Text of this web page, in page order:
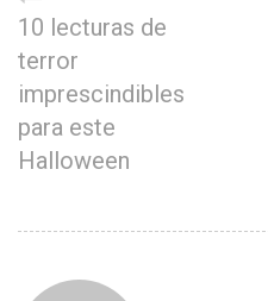
10 lecturas de
terror
imprescindibles
para este
Halloween